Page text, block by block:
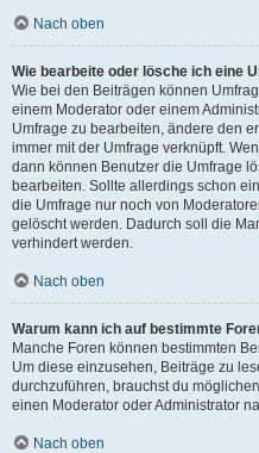
Nach oben
Wie bearbeite oder lösche ich eine
Wie bei den Beiträgen können
einem Moderator oder einem
Umfrage zu bearbeiten, ändere den
immer mit der Umfrage verknüpft.
dann können Benutzer die Umfrage
bearbeiten. Sollte allerdings schon
die Umfrage nur noch von
gelöscht werden. Dadurch soll die
verhindert werden.
Nach oben
Warum kann ich auf bestimmte
Manche Foren können bestimmten
Um diese einzusehen, Beiträge zu
durchzuführen, brauchst du
einen Moderator oder Administrator
Nach oben